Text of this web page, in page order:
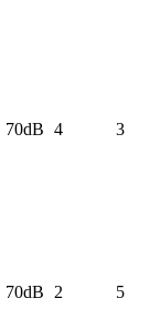
70dB 4 3
70dB 2 5